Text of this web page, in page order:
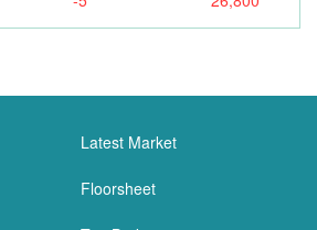
Latest Market
Floorsheet